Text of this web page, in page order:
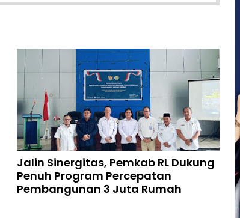
Jalin Sinergitas, Pemkab RL Dukung
Penuh Program Percepatan
Pembangunan 3 Juta Rumah